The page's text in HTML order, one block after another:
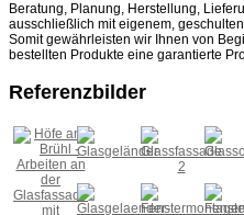
Beratung, Planung, Herstellung,
ausschließlich mit eigenem,
Somit gewährleisten wir Ihnen von
bestellten Produkte eine garantierte
Referenzbilder